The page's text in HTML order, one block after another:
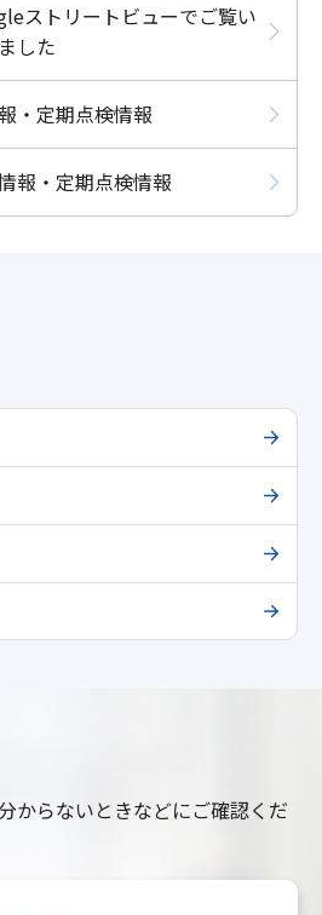
ストリートビューでご覧い
した
・定期点検情報
報・定期点検情報
からないときなどにご確認くだ